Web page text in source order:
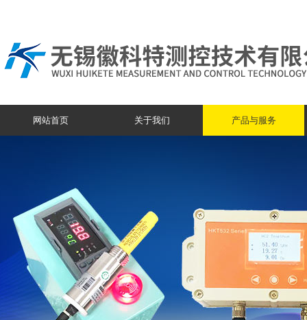
网站首页 关于我们 产品与服务